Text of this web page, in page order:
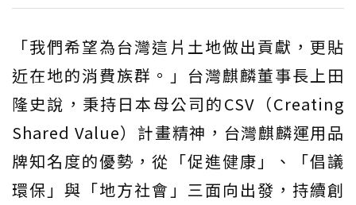
「我們希望為台灣這片土地做出貢獻，更貼
近在地的消費族群。」台灣麒麟董事長上田
隆史說，秉持日本母公司的CSV（Creating
Shared Value）計畫精神，台灣麒麟運用品
牌知名度的優勢，從「促進健康」、「倡議
環保」與「地方社會」三面向出發，持續創